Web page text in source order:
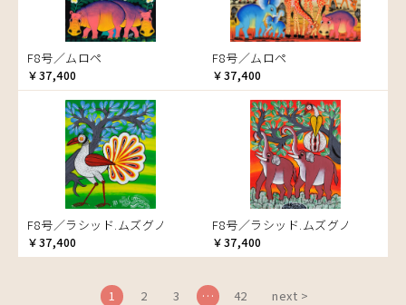
星空
マーケット
マサイ
マンゴーの木
水浴び
湖
夕日
ライオン
漁
ワニ
F8号／ムロペ
￥37,400
F8号／ムロペ
￥37,400
F8号／ラシッド.ムズグノ
￥37,400
F8号／ラシッド.ムズグノ
￥37,400
1 2 3 … 42 next >